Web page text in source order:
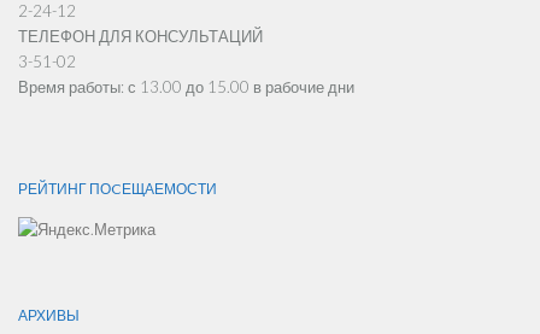
2-24-12
ТЕЛЕФОН ДЛЯ КОНСУЛЬТАЦИЙ
3-51-02
Время работы: с 13.00 до 15.00 в рабочие дни
РЕЙТИНГ ПОCЕЩАЕМОСТИ
АРХИВЫ